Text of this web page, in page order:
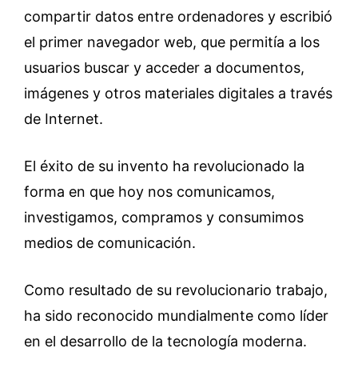
compartir datos entre ordenadores y escribió
el primer navegador web, que permitía a los
usuarios buscar y acceder a documentos,
imágenes y otros materiales digitales a través
de Internet.
El éxito de su invento ha revolucionado la
forma en que hoy nos comunicamos,
investigamos, compramos y consumimos
medios de comunicación.
Como resultado de su revolucionario trabajo,
ha sido reconocido mundialmente como líder
en el desarrollo de la tecnología moderna.